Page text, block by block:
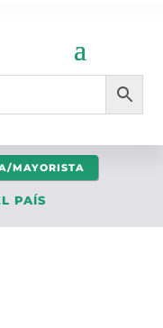
MAYORISTA
PAÍS